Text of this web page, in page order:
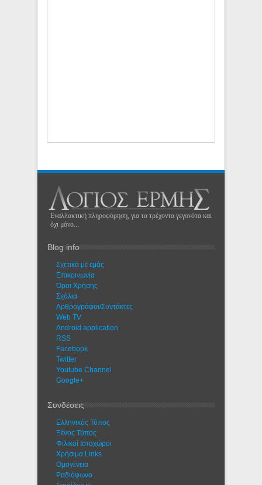
Εναλλακτική πληροφόρηση, για τα τρέχοντα γεγονότα και
όχι μόνο...
Blog info
Σχετικά με εμάς
Eπικοινωνία
Όροι Χρήσης
Σχόλια
Αρθρογράφοι/Συντάκτες
Web TV
Android application
RSS
Facebook
Twitter
Youtube Channel
Google+
Συνδέσεις
Ελληνικός Τύπος
Ξένος Τύπος
Φιλικοί Ιστοχώροι
Χρήσιμα Links
Ομογένεια
Ραδιόφωνο